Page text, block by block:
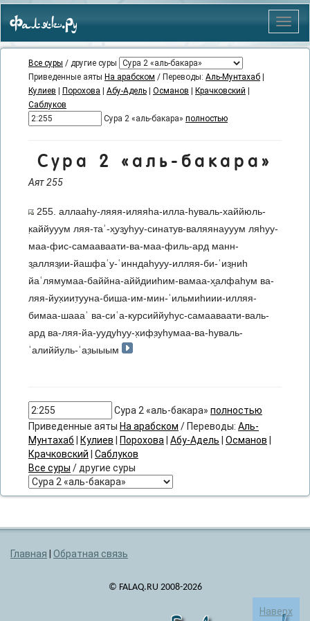
Меню
Фаляк.Ру
Все суры / другие суры
Приведенные аяты На арабском / Переводы: Аль-Мунтахаб
Кулиев
Порохова Абу-Адель Османов Крачковский
Саблуков
Сура 2 «аль-бакара» полностью
Сура 2 «аль-бакара»
Аят 255
255. аллааhу-ляяя-иляяhа-илла-hуваль-хаййюль-
к̣аййууум ляя-таʾ-х̮уз̱уhуу-синатув-валяянаууум ляhуу-
маа-фис-самааваати-ва-маа-филь-ард̣​​​​​ манн-
з̱алляз̱ии-йашфаʿу-ʿинндаhууу-илляя-би-ʾиз̱ниh
йаʿлямумаа-баййна-аййдииhим-вамаа-х̮алфаhум ва-
ляя-йух̣иит̣ууна-биша-им-мин-ʿильмиhиии-илляя-
бимаа-шаааʾ ва-сиʿа-курсиййуhус-самааваати-валь-
ард̣ ва-ляя-йа-уудуhуу-х̣ифз̣уhумаа-ва-hуваль-
ʿалиййуль-ʿаз̣ыыым
Сура 2 «аль-бакара» полностью
Приведенные аяты На арабском / Переводы: Аль-
Мунтахаб
Кулиев Порохова Абу-Адель Османов
Крачковский
Саблуков
Все суры / другие суры
Наверх
Главная Обратная связь
© FALAQ.RU 2008-2026